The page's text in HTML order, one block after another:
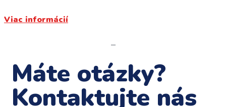
Viac informácií
–
Máte otázky?
Kontaktujte nás